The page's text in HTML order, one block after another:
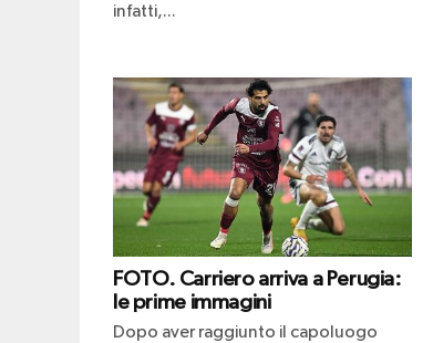
infatti,...
FOTO. Carriero arriva a Perugia:
le prime immagini
Dopo aver raggiunto il capoluogo